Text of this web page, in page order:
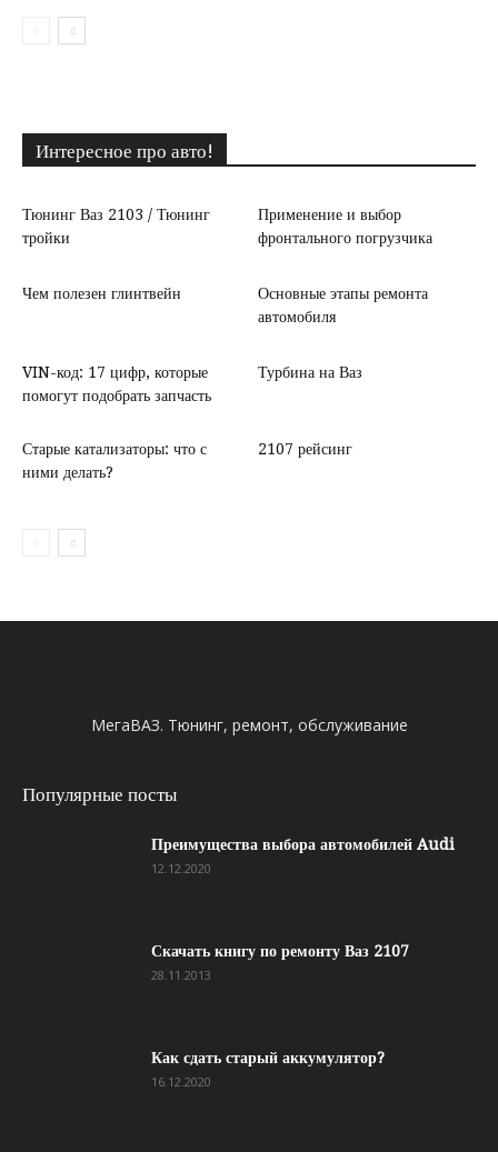
Интересное про авто!
Тюнинг Ваз 2103 / Тюнинг
тройки
Применение и выбор
фронтального погрузчика
Чем полезен глинтвейн
Основные этапы ремонта
автомобиля
VIN-код: 17 цифр, которые
помогут подобрать запчасть
Турбина на Ваз
Старые катализаторы: что с
ними делать?
2107 рейсинг
МегаВАЗ. Тюнинг, ремонт, обслуживание
Популярные посты
Преимущества выбора автомобилей Audi
12.12.2020
Скачать книгу по ремонту Ваз 2107
28.11.2013
Как сдать старый аккумулятор?
16.12.2020